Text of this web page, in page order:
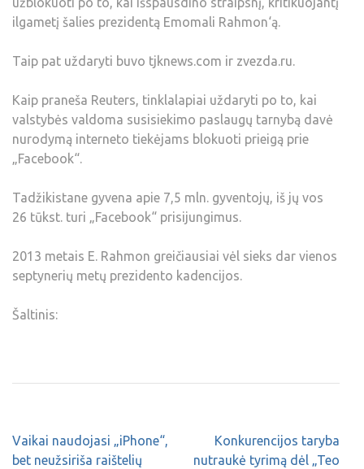
ilgametį šalies prezidentą Emomali Rahmon‘ą.
Taip pat uždaryti buvo tjknews.com ir zvezda.ru.
Kaip praneša Reuters, tinklalapiai uždaryti po to, kai
valstybės valdoma susisiekimo paslaugų tarnybą davė
nurodymą interneto tiekėjams blokuoti prieigą prie
„Facebook“.
Tadžikistane gyvena apie 7,5 mln. gyventojų, iš jų vos
26 tūkst. turi „Facebook“ prisijungimus.
2013 metais E. Rahmon greičiausiai vėl sieks dar vienos
septynerių metų prezidento kadencijos.
Šaltinis:
Vaikai naudojasi „iPhone“,
bet neužsiriša raištelių
Konkurencijos taryba
nutraukė tyrimą dėl „Teo